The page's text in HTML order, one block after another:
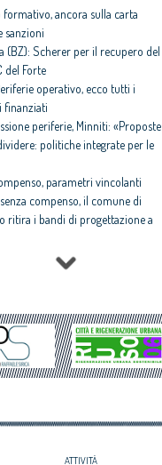
formativo, ancora sulla carta
sanzioni
(BZ): Scherer per il recupero del
del Forte
operativo, ecco tutti i
finanziati
periferie, Minniti: «Proposte
politiche integrate per le
parametri vincolanti
compenso, il comune di
ritira i bandi di progettazione a
rispettosa dello studio
il Premio architetto
premi Architetto italiano e
talento 2017
il CNAPPC ricorre alla
dei Diritti dell’Uomo
ATTIVITÀ